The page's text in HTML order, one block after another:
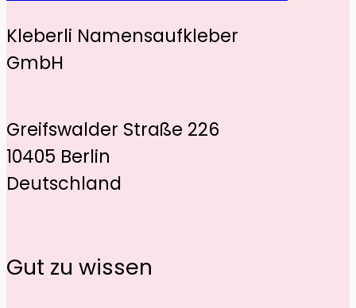
Kleberli Namensaufkleber
GmbH
Greifswalder Straße 226
10405 Berlin
Deutschland
Gut zu wissen